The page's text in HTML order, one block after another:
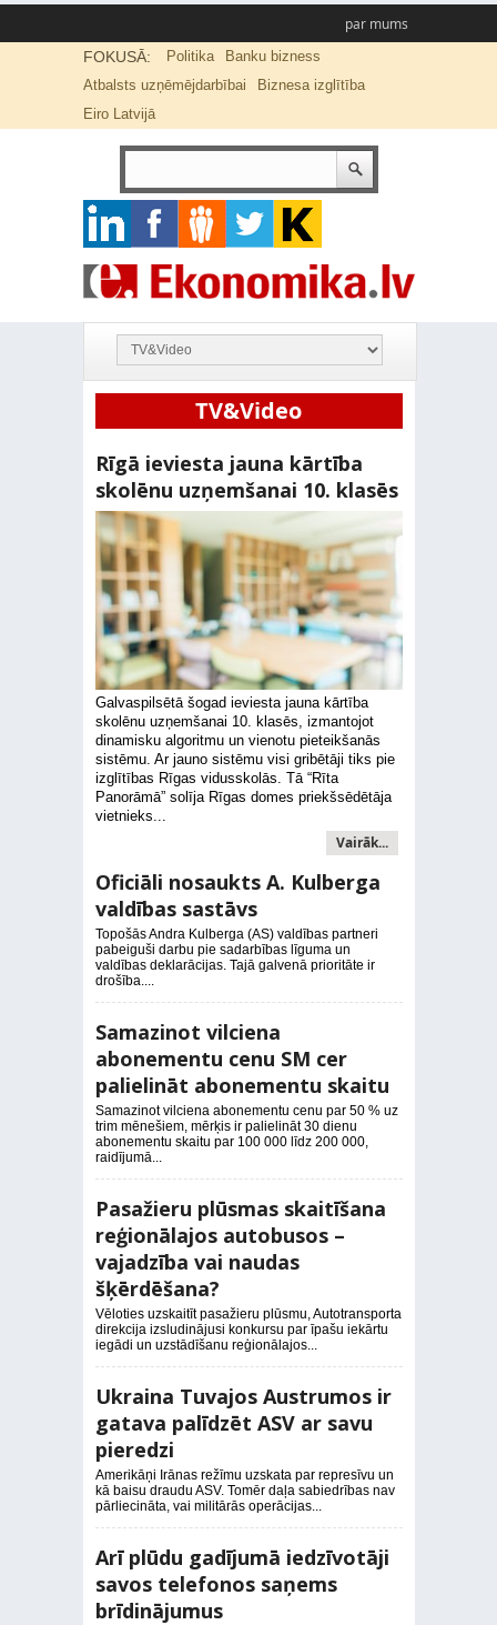
par mums
FOKUSĀ: Politika
Banku bizness
Atbalsts uzņēmējdarbībai
Biznesa izglītība
Eiro Latvijā
TV&Video
Rīgā ieviesta jauna kārtība
skolēnu uzņemšanai 10. klasēs
Galvaspilsētā šogad ieviesta jauna kārtība
skolēnu uzņemšanai 10. klasēs, izmantojot
dinamisku algoritmu un vienotu pieteikšanās
sistēmu. Ar jauno sistēmu visi gribētāji tiks pie
izglītības Rīgas vidusskolās. Tā “Rīta
Panorāmā” solīja Rīgas domes priekšsēdētāja
vietnieks...
Vairāk...
Oficiāli nosaukts A. Kulberga
valdības sastāvs
Topošās Andra Kulberga (AS) valdības partneri
pabeiguši darbu pie sadarbības līguma un
valdības deklarācijas. Tajā galvenā prioritāte ir
drošība....
Samazinot vilciena
abonementu cenu SM cer
palielināt abonementu skaitu
Samazinot vilciena abonementu cenu par 50 % uz
trim mēnešiem, mērķis ir palielināt 30 dienu
abonementu skaitu par 100 000 līdz 200 000,
raidījumā...
Pasažieru plūsmas skaitīšana
reģionālajos autobusos –
vajadzība vai naudas
šķērdēšana?
Vēloties uzskaitīt pasažieru plūsmu, Autotransporta
direkcija izsludinājusi konkursu par īpašu iekārtu
iegādi un uzstādīšanu reģionālajos...
Ukraina Tuvajos Austrumos ir
gatava palīdzēt ASV ar savu
pieredzi
Amerikāņi Irānas režīmu uzskata par represīvu un
kā baisu draudu ASV. Tomēr daļa sabiedrības nav
pārliecināta, vai militārās operācijas...
Arī plūdu gadījumā iedzīvotāji
savos telefonos saņems
brīdinājumus